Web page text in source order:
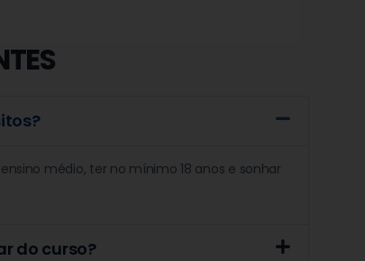
médio, ter no mínimo 18 anos e sonhar
do curso?